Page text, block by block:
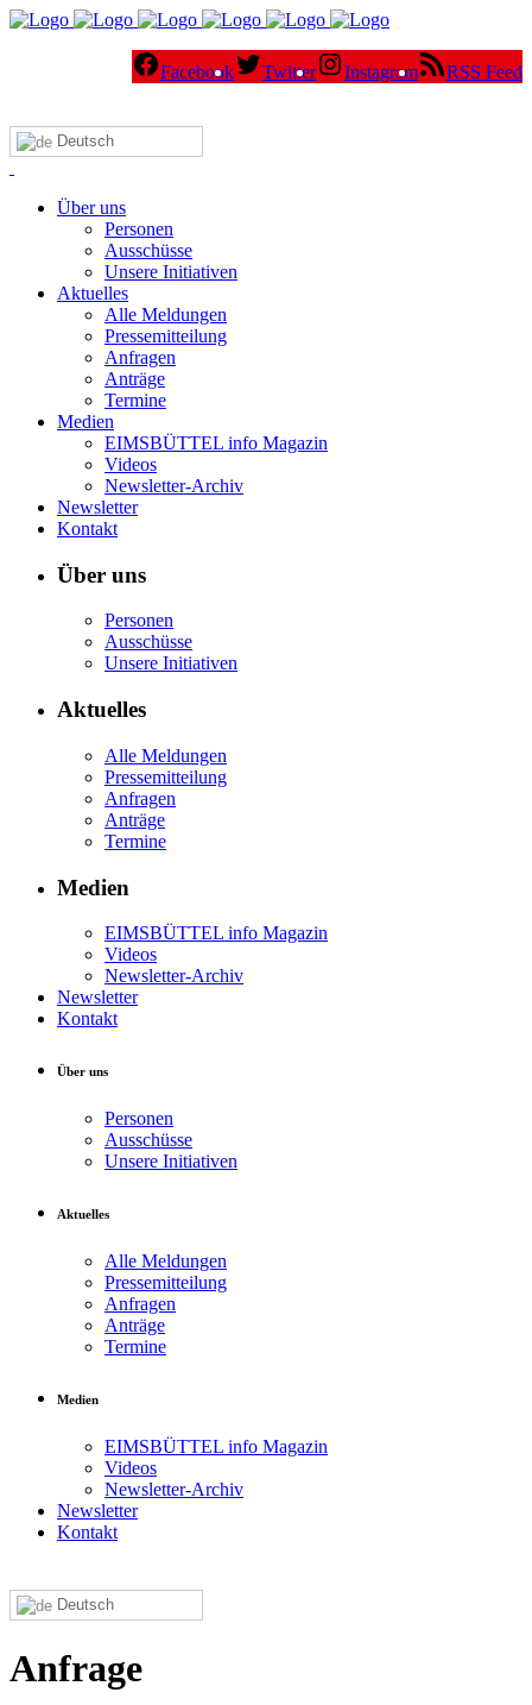
Facebook Twitter Instagram RSS Feed
Deutsch
Über uns
Personen
Ausschüsse
Unsere Initiativen
Aktuelles
Alle Meldungen
Pressemitteilung
Anfragen
Anträge
Termine
Medien
EIMSBÜTTEL info Magazin
Videos
Newsletter-Archiv
Newsletter
Kontakt
Über uns
Personen
Ausschüsse
Unsere Initiativen
Aktuelles
Alle Meldungen
Pressemitteilung
Anfragen
Anträge
Termine
Medien
EIMSBÜTTEL info Magazin
Videos
Newsletter-Archiv
Newsletter
Kontakt
Über uns
Personen
Ausschüsse
Unsere Initiativen
Aktuelles
Alle Meldungen
Pressemitteilung
Anfragen
Anträge
Termine
Medien
EIMSBÜTTEL info Magazin
Videos
Newsletter-Archiv
Newsletter
Kontakt
Deutsch
Anfrage